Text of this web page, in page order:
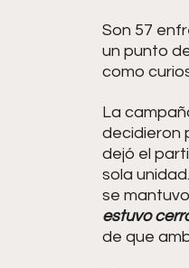
Son 57
un punto
como
La
decidieron
dejó el
sola
se
estuvo
de que